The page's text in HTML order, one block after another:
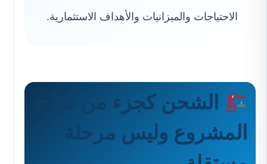
الاحتياجات والميزانيات والأهداف الاستثمارية.
الشحن كجزء من نجاح
المشروع وليس مرحلة